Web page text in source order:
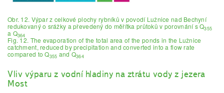
Obr. 12. Výpar z celkové plochy rybníků v povodí Lužnice nad Bechyní
redukovaný o srážky a převedený do měřítka průtoků v porovnání s Q355
a Q364
Fig. 12. The evaporation of the total area of the ponds in the Lužnice
catchment, reduced by precipitation and converted into a flow rate
compared to Q355 and Q364
Vliv výparu z vodní hladiny na ztrátu vody z jezera
Most